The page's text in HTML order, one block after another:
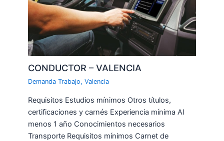
CONDUCTOR – VALENCIA
Demanda Trabajo,Valencia
Requisitos Estudios mínimos Otros títulos,
certificaciones y carnés Experiencia mínima Al
menos 1 año Conocimientos necesarios
Transporte Requisitos mínimos Carnet de